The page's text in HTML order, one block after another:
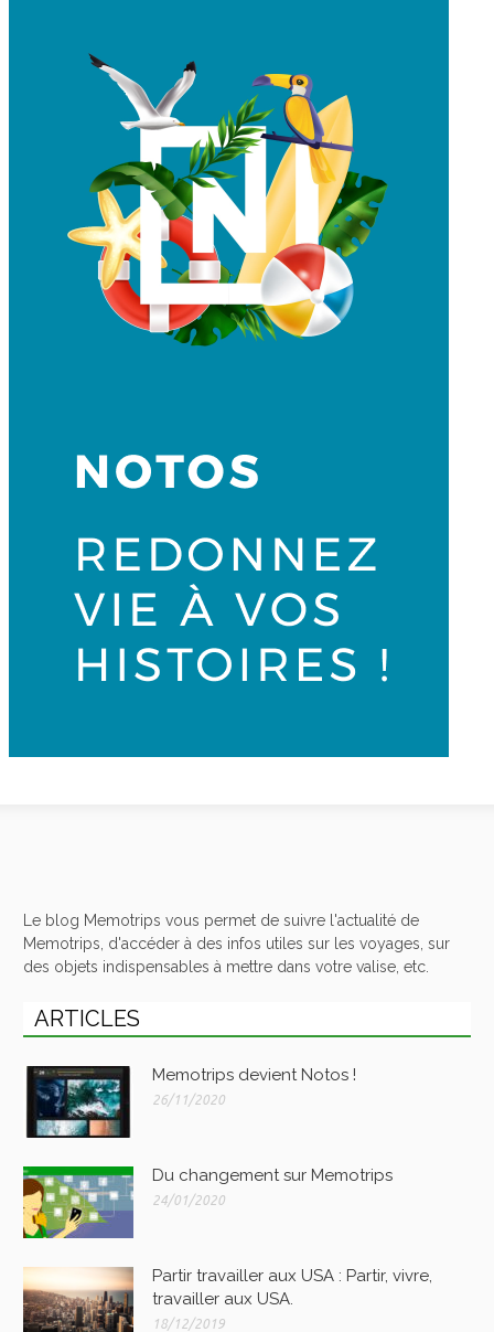
Le blog Memotrips vous permet de suivre l'actualité de
Memotrips, d'accéder à des infos utiles sur les voyages, sur
des objets indispensables à mettre dans votre valise, etc.
ARTICLES
Memotrips devient Notos !
26/11/2020
Du changement sur Memotrips
24/01/2020
Partir travailler aux USA : Partir, vivre,
travailler aux USA.
18/12/2019